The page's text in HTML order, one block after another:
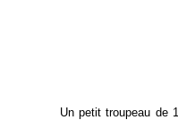
Un petit troupeau de